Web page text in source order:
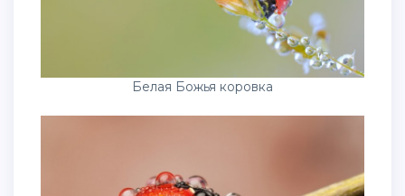
Белая Божья коровка